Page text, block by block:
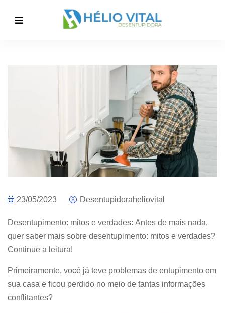
23/05/2023 Desentupidoraheliovital
Desentupimento: mitos e verdades: Antes de mais nada,
quer saber mais sobre desentupimento: mitos e verdades?
Continue a leitura!
Primeiramente, você já teve problemas de entupimento em
sua casa e ficou perdido no meio de tantas informações
conflitantes?